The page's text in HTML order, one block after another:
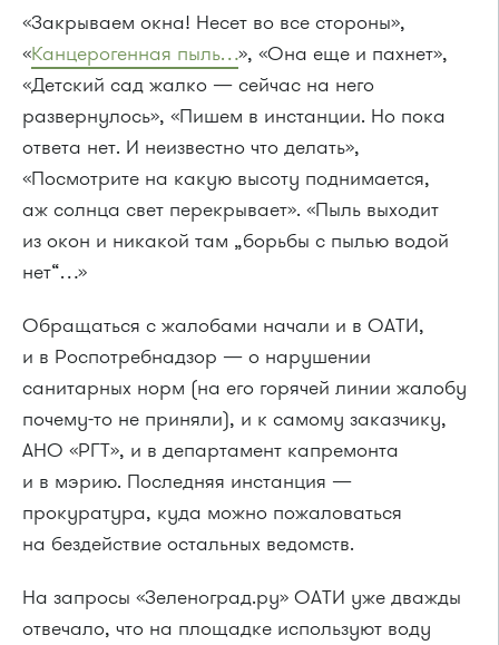
«Закрываем окна! Несет во все стороны»,
«Канцерогенная пыль…», «Она еще и пахнет»,
«Детский сад жалко — сейчас на него
развернулось», «Пишем в инстанции. Но пока
ответа нет. И неизвестно что делать»,
«Посмотрите на какую высоту поднимается,
аж солнца свет перекрывает». «Пыль выходит
из окон и никакой там „борьбы с пылью водой
нет“…»
Обращаться с жалобами начали и в ОАТИ,
и в Роспотребнадзор — о нарушении
санитарных норм (на его горячей линии жалобу
почему-то не приняли), и к самому заказчику,
АНО «РГТ», и в департамент капремонта
и в мэрию. Последняя инстанция —
прокуратура, куда можно пожаловаться
на бездействие остальных ведомств.
На запросы «Зеленоград.ру» ОАТИ уже дважды
отвечало, что на площадке используют воду